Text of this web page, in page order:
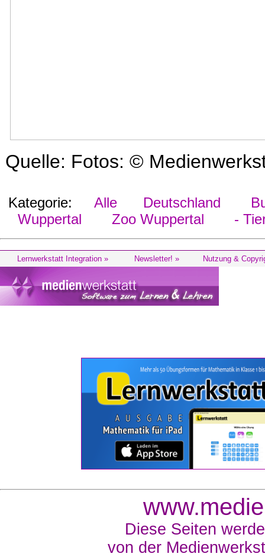
Quelle: Fotos: ©
Kategorie: Alle Deutschland
Wuppertal
Zoo Wuppertal -
Lernwerkstatt Integration » Newsletter! » Nutzung &
Diese Seiten
von der